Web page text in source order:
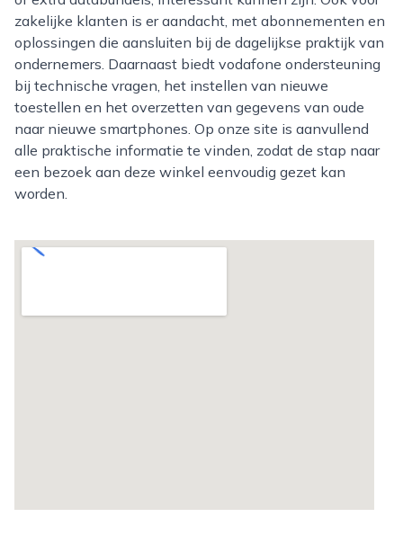
zakelijke klanten is er aandacht, met abonnementen en
oplossingen die aansluiten bij de dagelijkse praktijk van
ondernemers. Daarnaast biedt vodafone ondersteuning
bij technische vragen, het instellen van nieuwe
toestellen en het overzetten van gegevens van oude
naar nieuwe smartphones. Op onze site is aanvullend
alle praktische informatie te vinden, zodat de stap naar
een bezoek aan deze winkel eenvoudig gezet kan
worden.